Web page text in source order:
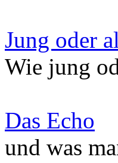
Jung oder
Wie jung
Das Echo
und was